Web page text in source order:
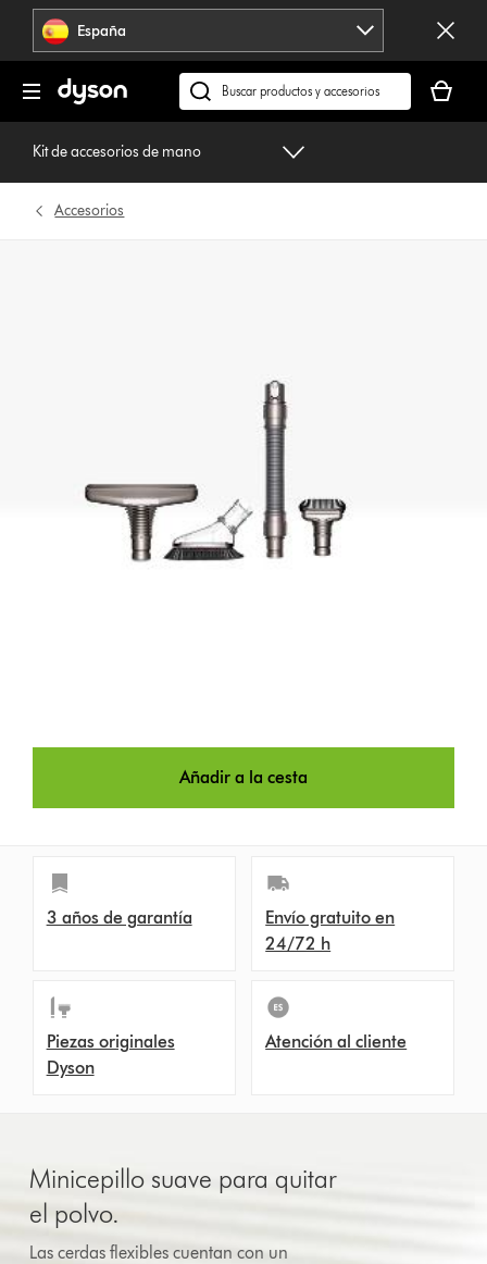
Omitir
navegación España
Buscar
en
dyson.es
cesta
está
Kit de accesorios de mano
Accesorios
Añadir a la cesta
3 años de garantía
Envío gratuito en
24/72 h
Piezas originales
Dyson
Atención al cliente
Minicepillo suave para quitar
el polvo.
Las cerdas flexibles cuentan con un